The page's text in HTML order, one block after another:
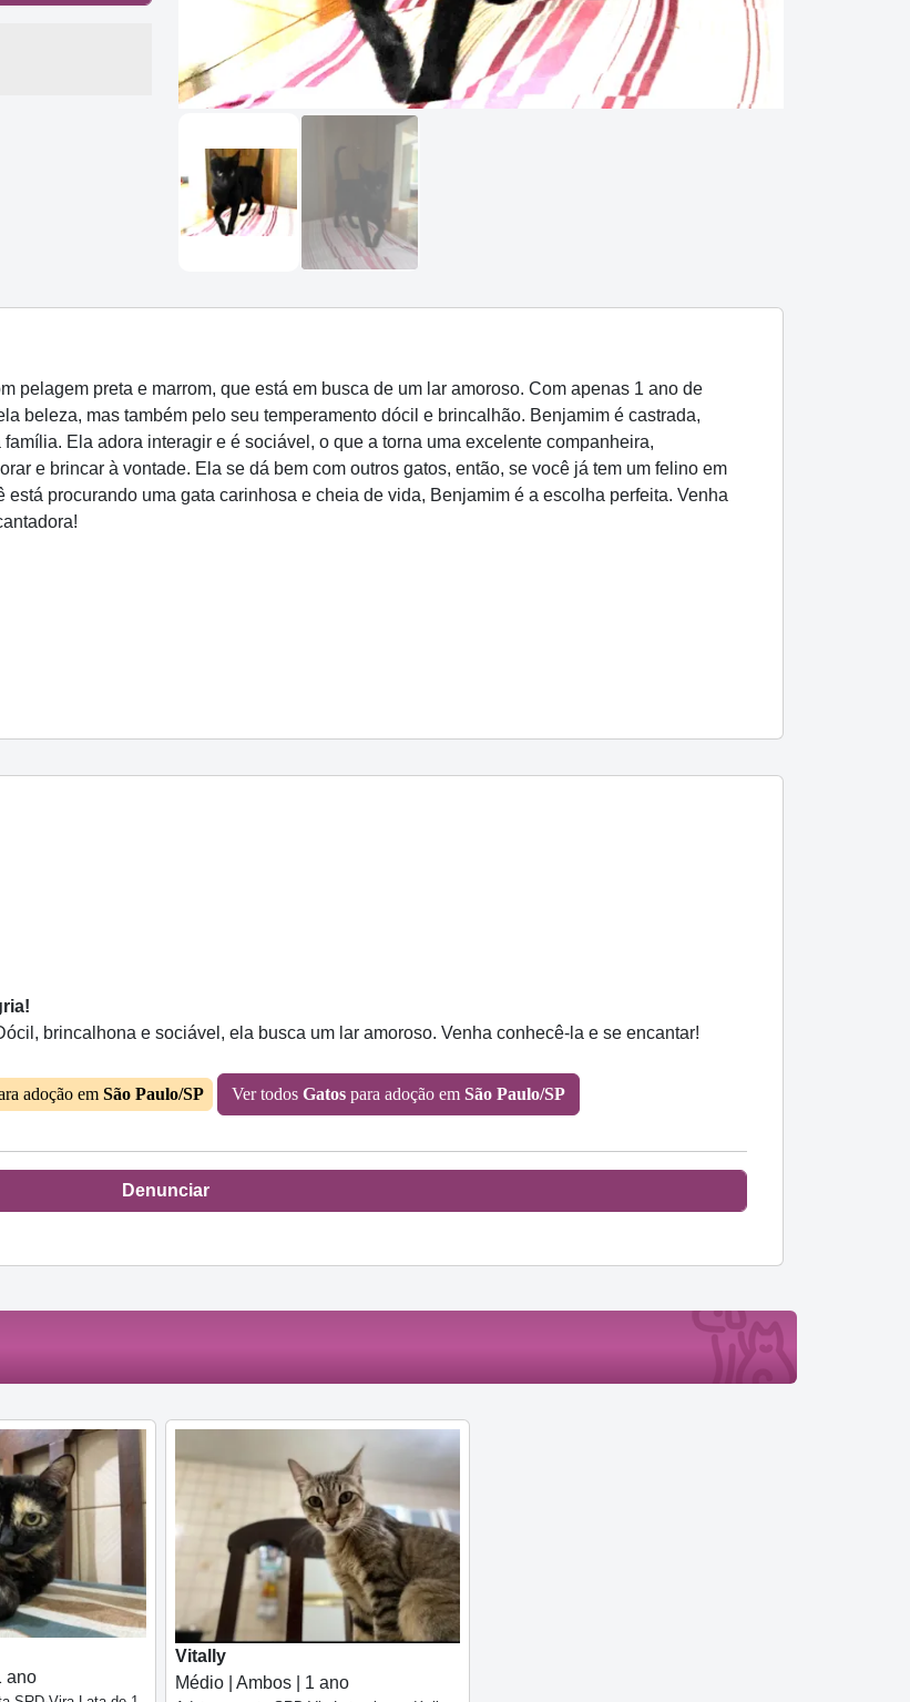
WhatsApp
Web Story
pelagem preta e marrom, que está em busca de um lar amoroso. Com apenas 1 ano de
beleza, mas também pelo seu temperamento dócil e brincalhão. Benjamim é castrada,
Ela adora interagir e é sociável, o que a torna uma excelente companheira,
e brincar à vontade. Ela se dá bem com outros gatos, então, se você já tem um felino em
procurando uma gata carinhosa e cheia de vida, Benjamim é a escolha perfeita. Venha
brincalhona e sociável, ela busca um lar amoroso. Venha conhecê-la e se encantar!
adoção em São Paulo/SP Ver todos Gatos para adoção em São Paulo/SP
Denunciar
ano
Vitally
Médio | Ambos | 1 ano